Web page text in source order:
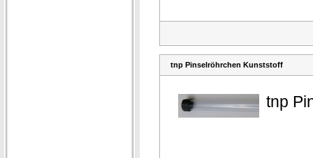
tnp Pinselröhrchen Kunststoff
tnp